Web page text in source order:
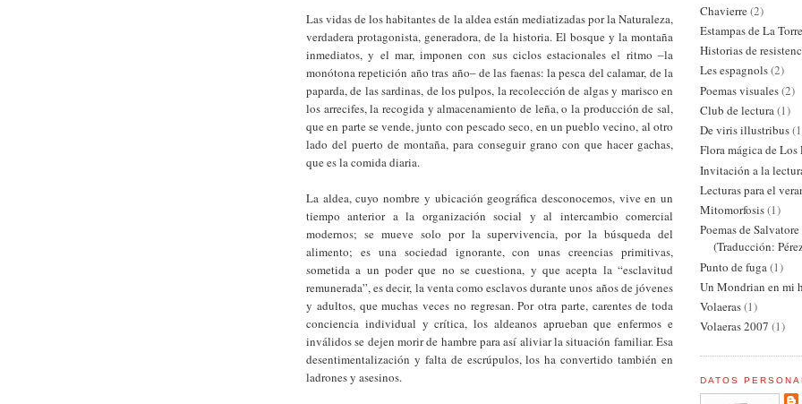
Las vidas de los habitantes de la aldea están mediatizadas por la Naturaleza,
verdadera protagonista, generadora, de la historia. El bosque y la montaña
inmediatos, y el mar, imponen con sus ciclos estacionales el ritmo ‒la
monótona repetición año tras año‒ de las faenas: la pesca del calamar, de la
paparda, de las sardinas, de los pulpos, la recolección de algas y marisco en
los arrecifes, la recogida y almacenamiento de leña, o la producción de sal,
que en parte se vende, junto con pescado seco, en un pueblo vecino, al otro
lado del puerto de montaña, para conseguir grano con que hacer gachas,
que es la comida diaria.
La aldea, cuyo nombre y ubicación geográfica desconocemos, vive en un
tiempo anterior a la organización social y al intercambio comercial
modernos; se mueve solo por la supervivencia, por la búsqueda del
alimento; es una sociedad ignorante, con unas creencias primitivas,
sometida a un poder que no se cuestiona, y que acepta la “esclavitud
remunerada”, es decir, la venta como esclavos durante unos años de jóvenes
y adultos, que muchas veces no regresan. Por otra parte, carentes de toda
conciencia individual y crítica, los aldeanos aprueban que enfermos e
inválidos se dejen morir de hambre para así aliviar la situación familiar. Esa
desentimentalización y falta de escrúpulos, los ha convertido también en
ladrones y asesinos.
Chavierre(2)
Estampas de La Torre
Historias de
Les espagnols(2)
Poemas visuales(2)
Club de lectura(1)
De viris illustribus
Flora mágica de Los
Invitación a la
Lecturas para el
Mitomorfosis(1)
Poemas de
(Traducción:
Punto de fuga (1)
Un Mondrian en mi
Volaeras(1)
Volaeras 2007 (1)
DATOS